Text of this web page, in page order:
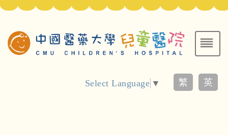
Select Language ▼ 繁 英